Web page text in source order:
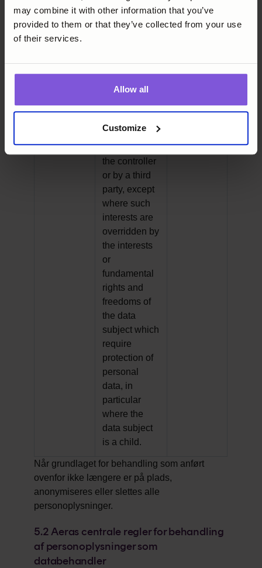
may combine it with other information that you’ve
provided to them or that they’ve collected from your use
of their services.
Allow all
Customize
vested in the
controller
interest
processing is
necessary for
the purposes
of the
interests
pursued by
the controller
or by a third
party, except
where such
interests are
overridden by
the interests
or
fundamental
rights and
freedoms of
the data
subject which
require
protection of
personal
data, in
particular
where the
data subject
is a child.
Når grundlaget for behandling som anført
ovenfor ikke længere er på plads,
anonymiseres eller slettes alle
personoplysninger.
5.2Aeras centrale regler for behandling
af personoplysninger som
databehandler